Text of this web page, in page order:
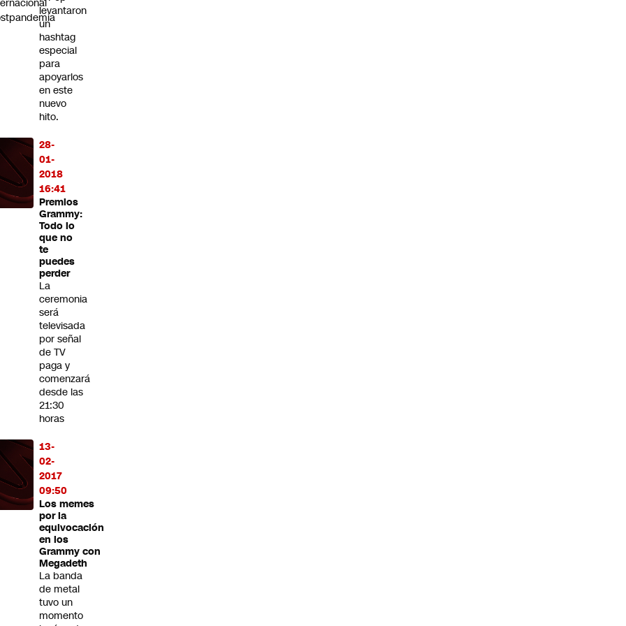
levantaron
un
hashtag
especial
para
apoyarlos
en este
nuevo
hito.
28-
01-
2018
16:41
Premios
Grammy:
Todo lo
que no
te
puedes
perder
La
ceremonia
será
televisada
por señal
de TV
paga y
comenzará
desde las
21:30
horas
13-
02-
2017
09:50
Los memes
por la
equivocación
en los
Grammy con
Megadeth
La banda
de metal
tuvo un
momento